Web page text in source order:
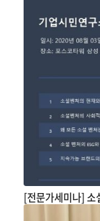
[전문가세미나] 소